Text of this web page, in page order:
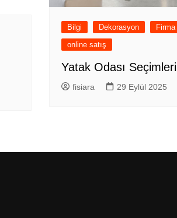
Bilgi Dekorasyon Firma
online satış
Yatak Odası Seçimleri
fisiara 29 Eylül 2025